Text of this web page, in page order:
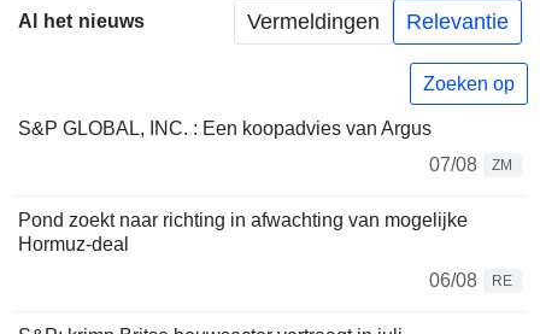
Al het nieuws Vermeldingen Relevantie
Zoeken op
S&P GLOBAL, INC. : Een koopadvies van Argus
07/08
ZM
Pond zoekt naar richting in afwachting van mogelijke
Hormuz-deal
06/08
RE